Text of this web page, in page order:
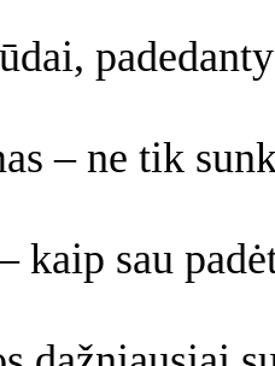
– ne tik
kaip sau